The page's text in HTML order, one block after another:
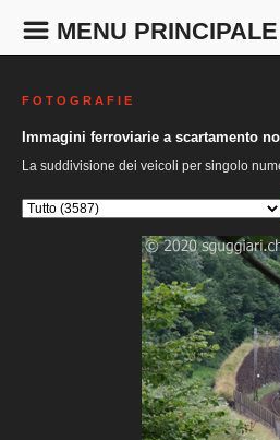
MENU PRINCIPALE
F O T O G R A F I E
Immagini ferroviarie a scartamento
La suddivisione dei veicoli per singolo